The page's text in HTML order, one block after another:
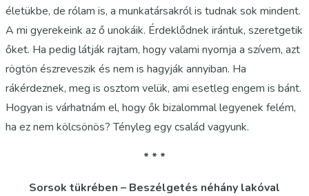
életükbe, de rólam is, a munkatársakról is tudnak sok mindent.
A mi gyerekeink az ő unokáik. Érdeklődnek irántuk, szeretgetik
őket. Ha pedig látják rajtam, hogy valami nyomja a szívem, azt
rögtön észreveszik és nem is hagyják annyiban. Ha
rákérdeznek, meg is osztom velük, ami esetleg engem is bánt.
Hogyan is várhatnám el, hogy ők bizalommal legyenek felém,
ha ez nem kölcsönös? Tényleg egy család vagyunk.
* * *
Sorsok tükrében – Beszélgetés néhány lakóval